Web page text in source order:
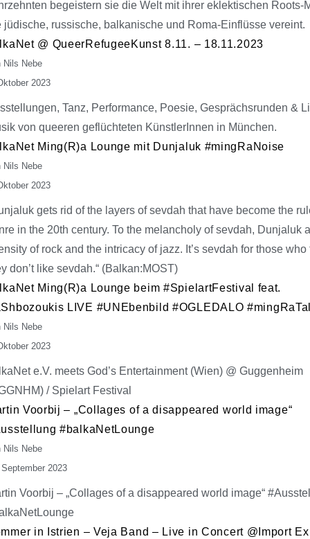
begeistern sie die Welt mit ihrer eklektischen Roots-
jüdische, russische, balkanische und Roma-Einflüsse vereint.
@ QueerRefugeeKunst 8.11. – 18.11.2023
Nils Nebe
2023
Tanz, Performance, Poesie, Gesprächsrunden &
von queeren geflüchteten KünstlerInnen in München.
Ming(R)a Lounge mit Dunjaluk #mingRaNoise
Nils Nebe
2023
gets rid of the layers of sevdah that have become the
in the 20th century. To the melancholy of sevdah, Dunjaluk
of rock and the intricacy of jazz. It’s sevdah for those who
don’t like sevdah.“ (Balkan:MOST)
Ming(R)a Lounge beim #SpielartFestival feat.
LIVE #UNEbenbild #OGLEDALO
Nils Nebe
2023
e.V. meets God’s Entertainment (Wien) @ Guggenheim
/ Spielart Festival
Voorbij – „Collages of a disappeared world image“
#balkaNetLounge
Nils Nebe
2023
Voorbij – „Collages of a disappeared world image“
in Istrien – Veja Band – Live in Concert @Import